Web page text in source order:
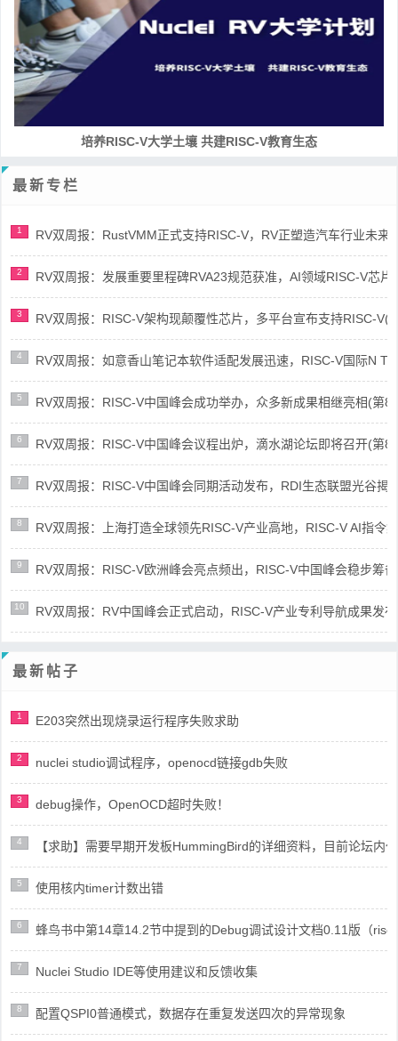
培养RISC-V大学土壤 共建RISC-V教育生态
最新专栏
1 RV双周报：RustVMM正式支持RISC-V，RV正塑造汽车行业未来
2 RV双周报：发展重要里程碑RVA23规范获准，AI领域RISC-V芯
3 RV双周报：RISC-V架构现颠覆性芯片，多平台宣布支持RISC-V(
4 RV双周报：如意香山笔记本软件适配发展迅速，RISC-V国际N
5 RV双周报：RISC-V中国峰会成功举办，众多新成果相继亮相(第
6 RV双周报：RISC-V中国峰会议程出炉，滴水湖论坛即将召开(第
7 RV双周报：RISC-V中国峰会同期活动发布，RDI生态联盟光谷揭
8 RV双周报：上海打造全球领先RISC-V产业高地，RISC-V AI指令
9 RV双周报：RISC-V欧洲峰会亮点频出，RISC-V中国峰会稳步筹
10 RV双周报：RV中国峰会正式启动，RISC-V产业专利导航成果发
最新帖子
1 E203突然出现烧录运行程序失败求助
2 nuclei studio调试程序，openocd链接gdb失败
3 debug操作，OpenOCD超时失败！
4 【求助】需要早期开发板HummingBird的详细资料，目前论坛内
5 使用核内timer计数出错
6 蜂鸟书中第14章14.2节中提到的Debug调试设计文档0.11版（
7 Nuclei Studio IDE等使用建议和反馈收集
8 配置QSPI0普通模式，数据存在重复发送四次的异常现象